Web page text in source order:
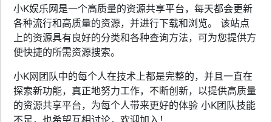
小K娱乐网是一个高质量的资源共享平台，每天都会更新
各种流行和高质量的资源，并进行下载和浏览。 该站点
上的资源具有良好的分类和各种查询方法，可为您提供方
便快捷的所需资源搜索。
小K网团队中的每个人在技术上都是完整的，并且一直在
探索新功能，真正地努力工作，不断创新，以提供高质量
的资源共享平台，为每个人带来更好的体验 小K团队技能
不足，也希望互相讨论，欢迎加入！